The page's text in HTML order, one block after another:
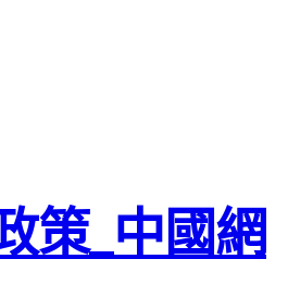
策_中國網